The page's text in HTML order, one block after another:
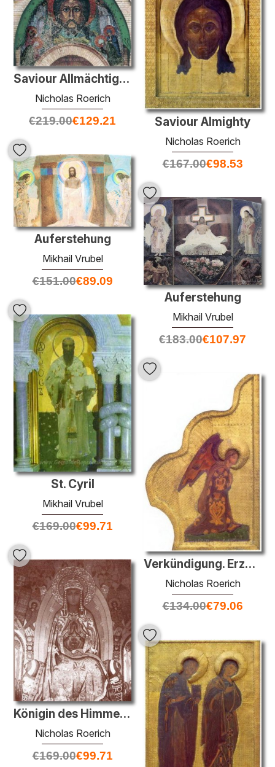
Saviour Almighty
Nicholas Roerich
€167.00€98.53
Saviour Allmächtigen und Heiligen
Nicholas Roerich
€219.00€129.21
Auferstehung
Mikhail Vrubel
€151.00€89.09
Auferstehung
Mikhail Vrubel
€183.00€107.97
St. Cyril
Mikhail Vrubel
€169.00€99.71
Verkündigung. Erzengel Gabriel.
Nicholas Roerich
€134.00€79.06
Königin des Himmels über Fluss des Lebens
Nicholas Roerich
€169.00€99.71